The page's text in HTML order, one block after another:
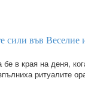
сили във
бе в края на деня,
ритуалите